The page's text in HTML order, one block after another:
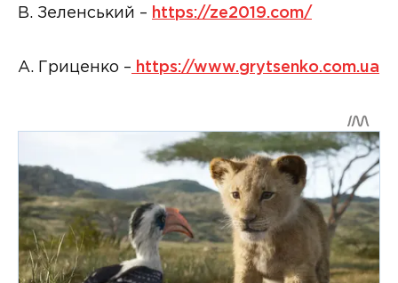
В. Зеленський – https://ze2019.com/
А. Гриценко – https://www.grytsenko.com.ua